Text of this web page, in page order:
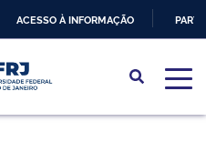
PARA
O
CONTEÚDO
ACESSO À INFORMAÇÃO